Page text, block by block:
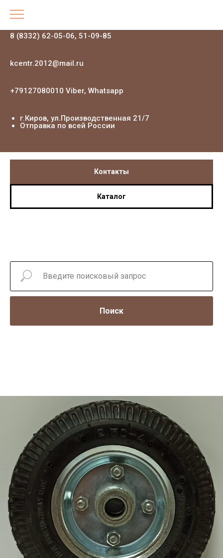
8 (8332) 62-05-06, 51-09-85
kcentr.2012@mail.ru
+79127080010 Viber, Whatsapp
г.Киров, ул.Производственная 21/7
Отправка по всей России
Контакты
Каталог
Поиск